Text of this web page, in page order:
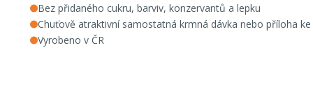
Bez přidaného cukru, barviv, konzervantů a lepku
Chuťově atraktivní samostatná krmná dávka nebo příloha
Vyrobeno v ČR